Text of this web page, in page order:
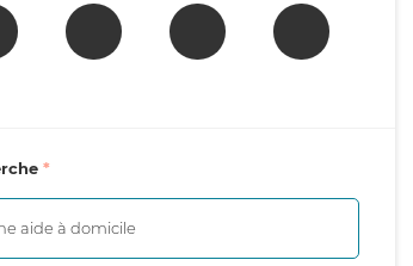
aide à domicile